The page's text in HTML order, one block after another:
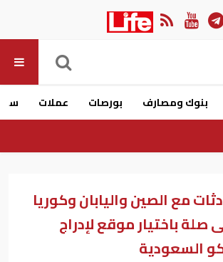
بنوك ومصارف بورصات عملات
مع الصين واليابان وكوريا
صلة باختيار موقع لإدراج
السعودية